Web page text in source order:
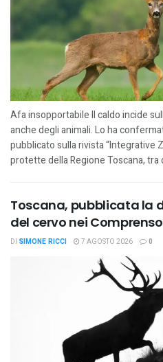
Afa insopportabile Il caldo incide
anche degli animali. Lo ha
pubblicato sulla rivista “Integrative
protette della Regione Toscana, tra
Toscana, pubblicata la
del cervo nei
DI SIMONE RICCI 7 AGOSTO 2026 0